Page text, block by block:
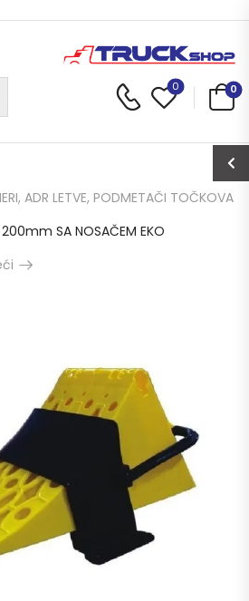
0 0
ADR LETVE, PODMETAČI TOČKOVA
SA NOSAČEM EKO